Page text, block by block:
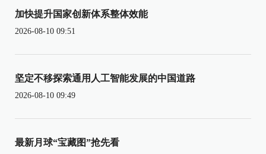
加快提升国家创新体系整体效能
2026-08-10 09:51
坚定不移探索通用人工智能发展的中国道路
2026-08-10 09:49
最新月球“宝藏图”抢先看